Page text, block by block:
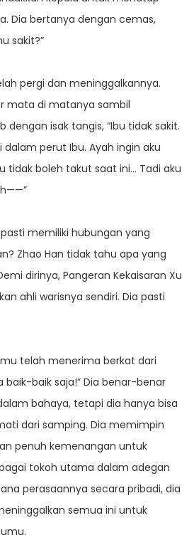
Dia bertanya dengan cemas,
sakit?”
pergi dan meninggalkannya.
mata di matanya sambil
isak tangis, “Ibu tidak sakit.
perut Ibu. Ayah ingin aku
tidak boleh takut saat ini… Tadi aku
memiliki hubungan yang
Zhao Han tidak tahu apa yang
dirinya, Pangeran Kekaisaran Xu
ahli warisnya sendiri. Dia pasti
telah menerima berkat dari
baik-baik saja!” Dia benar-benar
bahaya, tetapi dia hanya bisa
dari samping. Dia memimpin
penuh kemenangan untuk
tokoh utama dalam adegan
perasaannya secara pribadi, dia
semua ini untuk